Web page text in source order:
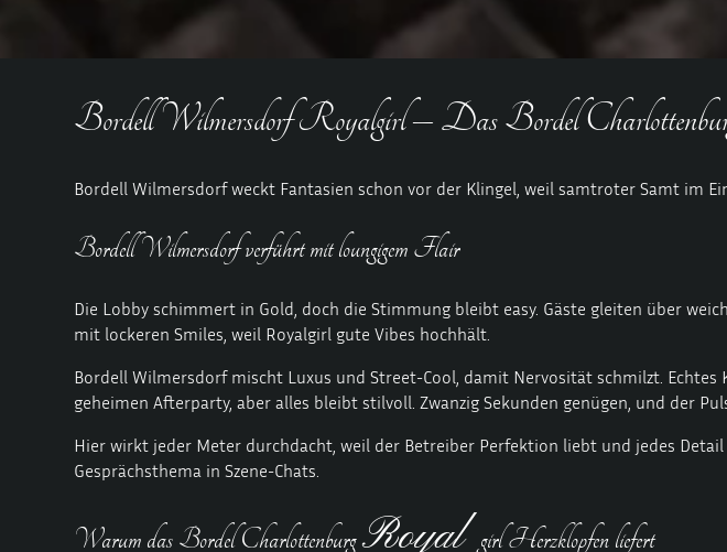
Bordell Wilmersdorf Royalgirl – Das Bordel
Bordell Wilmersdorf weckt Fantasien schon vor der Klingel, weil samtroter Samt im
Bordell Wilmersdorf verführt mit loungigem Flair
Die Lobby schimmert in Gold, doch die Stimmung bleibt easy. Gäste gleiten über
mit lockeren Smiles, weil Royalgirl gute Vibes hochhält.
Bordell Wilmersdorf mischt Luxus und Street-Cool, damit Nervosität schmilzt.
geheimen Afterparty, aber alles bleibt stilvoll. Zwanzig Sekunden genügen, und der
Hier wirkt jeder Meter durchdacht, weil der Betreiber Perfektion liebt und jedes
Gesprächsthema in Szene-Chats.
Warum das Bordel CharlottenburgRoyal girl Herzklopfen liefert